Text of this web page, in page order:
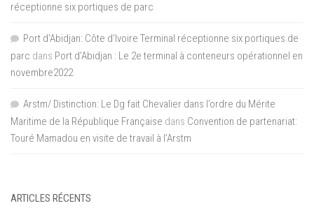
réceptionne six portiques de parc
Port d'Abidjan: Côte d’Ivoire Terminal réceptionne six portiques de
parc dans Port d’Abidjan : Le 2e terminal à conteneurs opérationnel en
novembre2022
Arstm/ Distinction: Le Dg fait Chevalier dans l’ordre du Mérite
Maritime de la République Française dans Convention de partenariat:
Touré Mamadou en visite de travail à l’Arstm
ARTICLES RÉCENTS